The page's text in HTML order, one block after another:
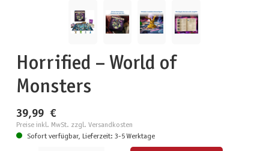
Horrified – World of
Monsters
39,99 €
Preise inkl. MwSt. zzgl. Versandkosten
Sofort verfügbar, Lieferzeit: 3-5 Werktage